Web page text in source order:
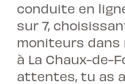
conduite en
sur 7,
moniteurs dans
à La Chaux-de-
attentes, tu as